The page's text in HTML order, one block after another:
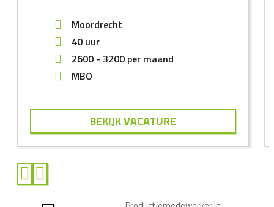
Moordrecht
40 uur
2600 - 3200 per maand
MBO
BEKIJK VACATURE